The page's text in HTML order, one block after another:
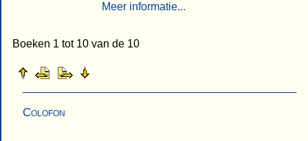
Meer informatie...
Boeken 1 tot 10 van de 10
Colofon